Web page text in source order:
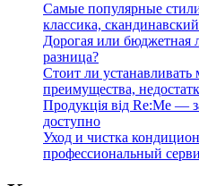
Самые популярные
классика,
Дорогая или бюджетная
разница?
Стоит ли устанавливать
преимущества,
Продукція від Re:Me —
доступно
Уход и чистка
профессиональный